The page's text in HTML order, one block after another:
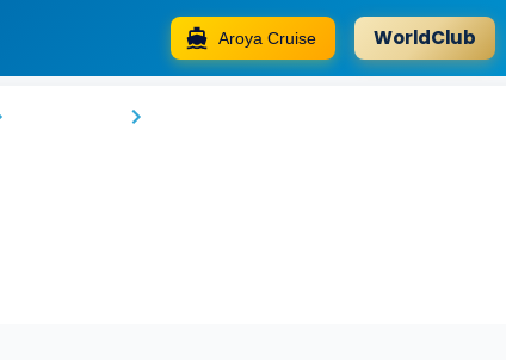
Aroya Cruise WorldClub